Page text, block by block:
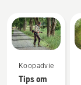
Koopadvies
Tips om